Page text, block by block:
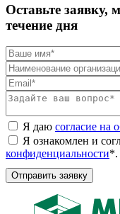
Оставьте заявку,
течение дня
Я даю согласие на
Я ознакомлен и
конфиденциальности*.
Отправить заявку